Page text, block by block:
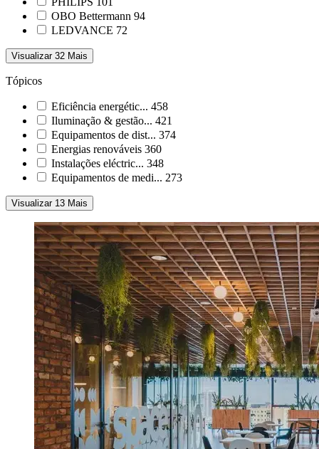
OBO Bettermann 94
LEDVANCE 72
Visualizar 32 Mais
Tópicos
Eficiência energétic... 458
Iluminação & gestão... 421
Equipamentos de dist... 374
Energias renováveis 360
Instalações eléctric... 348
Equipamentos de medi... 273
Visualizar 13 Mais